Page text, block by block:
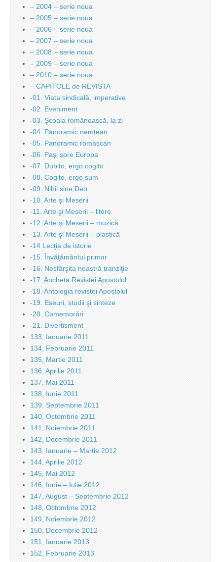
– 2004 – serie noua
– 2005 – serie noua
– 2006 – serie noua
– 2007 – serie noua
– 2008 – serie noua
– 2009 – serie noua
– 2010 – serie noua
– CAPITOLE de REVISTA
-01. Viata sindicală, imperative
-02. Eveniment
-03. Şcoala românească, la zi
-04. Panoramic nemțean
-05. Panoramic romașcan
-06. Paşi spre Europa
-07. Dubito, ergo cogito
-08. Cogito, ergo sum
-09. Nihil sine Deo
-10. Arte şi Meserii
-11. Arte şi Meserii – litere
-12. Arte şi Meserii – muzică
-13. Arte şi Meserii – plastică
-14 Lecţia de istorie
-15. Învăţământul primar
-16. Nesfârşita noastră tranziţie
-17. Ancheta Revistei Apostolul
-18. Antologia revistei Apostolul
-19. Eseuri, studii şi sinteze
-20. Comemorări
-21. Divertisment
133, Ianuarie 2011
134, Februarie 2011
135, Martie 2011
136, Aprilie 2011
137, Mai 2011
138, Iunie 2011
139, Septembrie 2011
140, Octombrie 2011
141, Noiembrie 2011
142, Decembrie 2011
143, Ianuarie – Martie 2012
144, Aprilie 2012
145, Mai 2012
146, Iunie – Iulie 2012
147, August – Septembrie 2012
148, Octombrie 2012
149, Noiembrie 2012
150, Decembrie 2012
151, Ianuarie 2013
152, Februarie 2013